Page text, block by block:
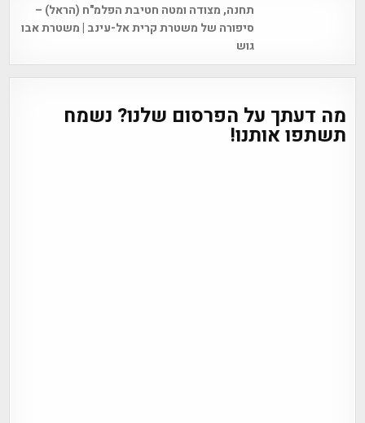
navigationתחנה, מצודה ומטה חטיבת הפלמ"ח (הראל) –
סיפורה של משטרת קרית אל-עינב | משטרת אבו
גוש
מה דעתך על הפרסום שלנו? נשמח
תשתפו אותנו!